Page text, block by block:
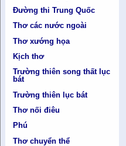
Đường thi Trung Quốc
Thơ các nước ngoài
Thơ xướng họa
Kịch thơ
Trường thiên song thất lục
bát
Trường thiên lục bát
Thơ nối điêu
Phú
Thơ chuyển thể